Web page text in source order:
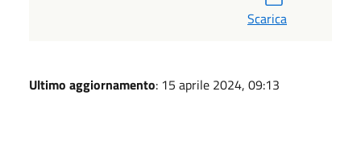
Scarica
Ultimo aggiornamento: 15 aprile 2024, 09:13